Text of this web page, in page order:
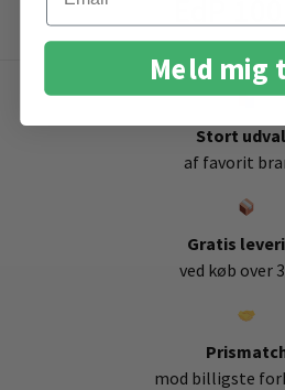
Stort
af favorit
Gratis
ved køb over
mod billigste
Meld mig